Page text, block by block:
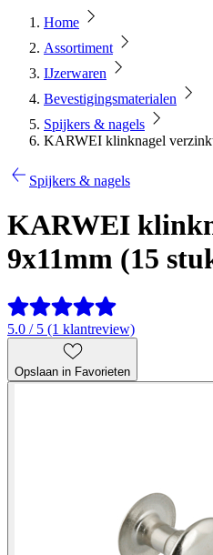
Home
Assortiment
IJzerwaren
Bevestigingsmaterialen
Spijkers & nagels
KARWEI klinknagel
Spijkers & nagels
KARWEI
9x11mm (15
5.0 / 5 (1 klantreview)
Opslaan in Favorieten